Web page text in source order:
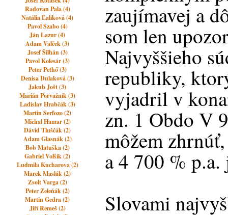
Radovan Pala (4)
Natália Ľalíková (4)
Pavol Szabo (4)
Ján Lazur (4)
Adam Valček (3)
Josef Šilhán (3)
Pavol Kolesár (3)
Peter Pethő (3)
Denisa Dulaková (3)
Jakub Jošt (3)
Marián Porvažník (3)
Ladislav Hrabčák (3)
Martin Serfozo (2)
Michal Hamar (2)
Dávid Tluščák (2)
Adam Glasnák (2)
Bob Matuška (2)
Gabriel Volšík (2)
Ludmila Kucharova (2)
Marek Maslák (2)
Zsolt Varga (2)
Peter Zeleňák (2)
Martin Gedra (2)
Jiří Remeš (2)
zaujímavej a
som len
Najvyššieho
republiky,
vyjadril v
zn. 1 Obdo V
môžem
a 4 700 % p.a.
Slovami